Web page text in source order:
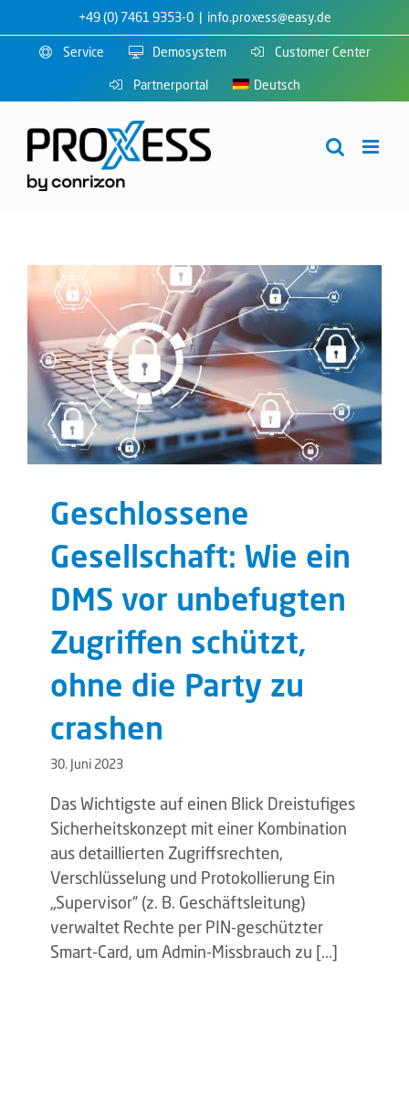
Inhalt
springen
+49 (0) 7461 9353-0 | info.proxess@easy.de
Service
Demosystem
Customer Center
Partnerportal
Deutsch
Geschlossene
Gesellschaft: Wie ein
DMS vor unbefugten
Zugriffen schützt,
ohne die Party zu
crashen
30. Juni 2023
Das Wichtigste auf einen Blick Dreistufiges
Sicherheitskonzept mit einer Kombination
aus detaillierten Zugriffsrechten,
Verschlüsselung und Protokollierung Ein
„Supervisor“ (z. B. Geschäftsleitung)
verwaltet Rechte per PIN-geschützter
Smart-Card, um Admin-Missbrauch zu [...]